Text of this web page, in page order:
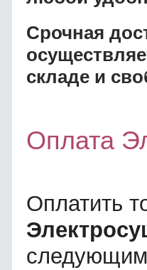
Срочная
складе и
Оплата
Оплатить